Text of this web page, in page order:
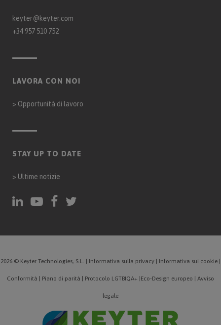
keyter@keyter.com
+34 957 510 752
LAVORA CON NOI
> Opportunità di lavoro
STAY UP TO DATE
> Ultime notizie
2026 © Keyter Technologies, S.L. Informativa sulla privacy Informativa sui cookie
Conformità Piano di parità Protocolo LGTBIQA+ Eco-Design europeo Avviso
legale